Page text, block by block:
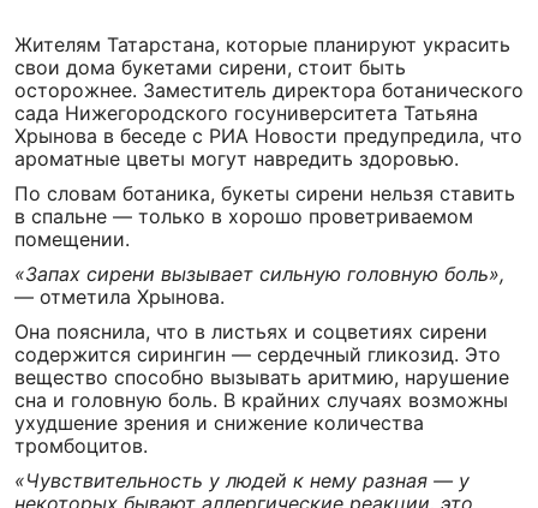
Жителям Татарстана, которые планируют украсить
свои дома букетами сирени, стоит быть
осторожнее. Заместитель директора ботанического
сада Нижегородского госуниверситета Татьяна
Хрынова в беседе с РИА Новости предупредила, что
ароматные цветы могут навредить здоровью.
По словам ботаника, букеты сирени нельзя ставить
в спальне — только в хорошо проветриваемом
помещении.
«Запах сирени вызывает сильную головную боль»,
— отметила Хрынова.
Она пояснила, что в листьях и соцветиях сирени
содержится сирингин — сердечный гликозид. Это
вещество способно вызывать аритмию, нарушение
сна и головную боль. В крайних случаях возможны
ухудшение зрения и снижение количества
тромбоцитов.
«Чувствительность у людей к нему разная — у